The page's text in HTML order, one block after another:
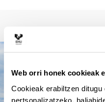
Web orri honek cookieak
Cookieak erabiltzen
pertsonalizatzeko,